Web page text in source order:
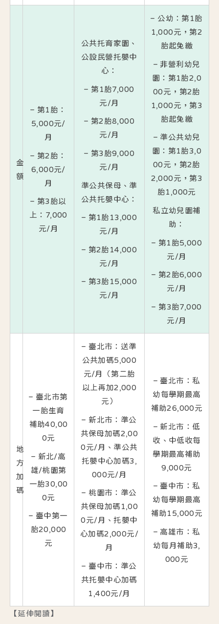
金
額
– 第1胎：
5,000元/
月
– 第2胎：
6,000元/
月
– 第3胎以
上：7,000
元/月
公共托育家園、
公設民營托嬰中
心：
– 第1胎7,000
元/月
– 第2胎8,000
元/月
– 第3胎9,000
元/月
準公共保母、準
公共托嬰中心：
– 第1胎13,000
元/月
– 第2胎14,000
元/月
– 第3胎15,000
元/月
– 公幼：第1胎
1,000元，第2
胎起免繳
– 非營利幼兒
園：第1胎2,0
00元，第2胎
1,000元，第3
胎起免繳
– 準公共幼兒
園：第1胎3,0
00元，第2胎
2,000元，第3
胎1,000元
私立幼兒園補
助：
– 第1胎5,000
元/月
– 第2胎6,000
元/月
– 第3胎7,000
元/月
地
方
加
碼
– 臺北市第
一胎生育
補助40,00
0元
– 新北/高
雄/桃園第
一胎30,00
0元
– 臺中第一
胎20,000
元
– 臺北市：送準
公共加碼5,000
元/月（第二胎
以上再加2,000
元）
– 新北市：準公
共保母加碼2,00
0元/月、準公共
托嬰中心加碼3,
000元/月
– 桃園市：準公
共保母加碼1,00
0元/月、托嬰中
心加碼2,000元/
月
– 臺中市：準公
共托嬰中心加碼
1,400元/月
– 臺北市：私
幼每學期最高
補助26,000元
– 新北市：低
收、中低收每
學期最高補助
9,000元
– 臺中市：私
幼每學期最高
補助15,000元
– 高雄市：私
幼每月補助3,
000元
【延伸閱讀】